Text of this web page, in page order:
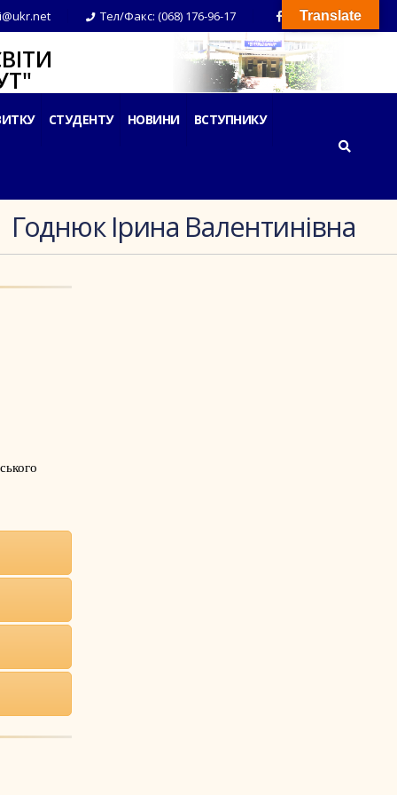
Тел/Факс: (068) 176-96-17
СТУДЕНТУ НОВИНИ ВСТУПНИКУ
Годнюк Ірина Валентинівна
Translate